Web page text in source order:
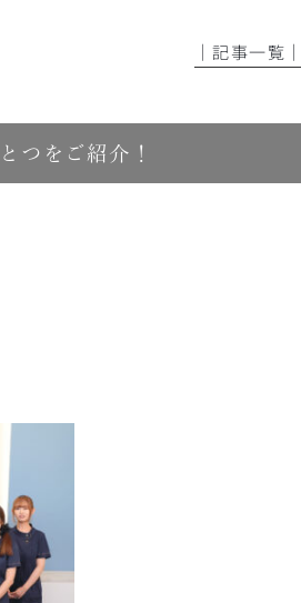
│記事一覧│
つをご紹介！